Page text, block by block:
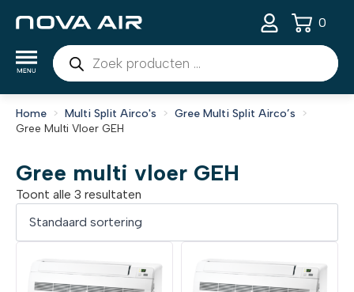
Producten
zoeken
0
Home Multi Split Airco's
Gree Multi Split Airco’s
Gree Multi Vloer GEH
Gree multi vloer GEH
Toont alle 3 resultaten